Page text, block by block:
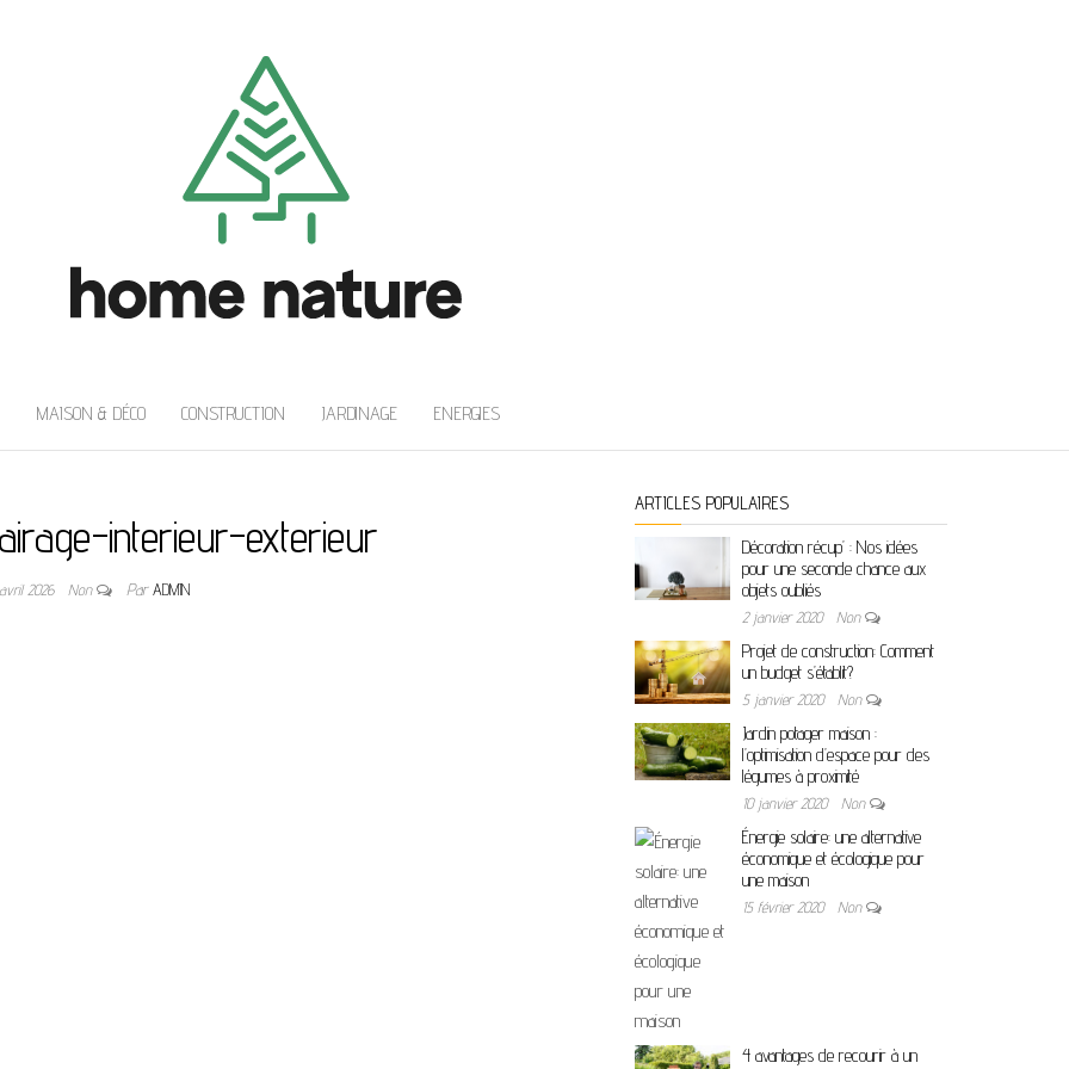
MAISON & DÉCO CONSTRUCTION JARDINAGE ENERGIES
interieur-exterieur
2026 Non ParADMIN
ARTICLES POPULAIRES
Décoration récup’ : Nos idées
pour une seconde chance aux
objets oubliés
2 janvier 2020 Non
Projet de construction: Comment
un budget s’établit?
5 janvier 2020 Non
Jardin potager maison :
l’optimisation d’espace pour des
légumes à proximité
10 janvier 2020 Non
Énergie solaire: une alternative
économique et écologique pour
une maison
15 février 2020 Non
4 avantages de recourir à un